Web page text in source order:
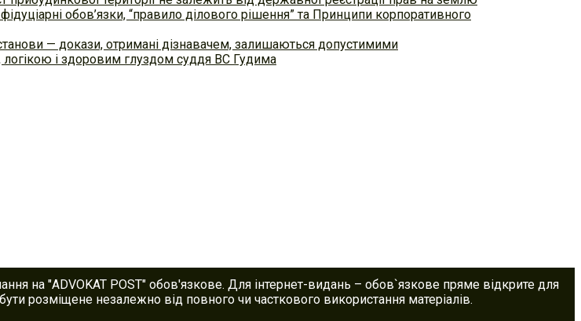
обов’язки, “правило ділового рішення” та Принципи корпоративного
— докази, отримані дізнавачем, залишаються допустимими
логікою і здоровим глуздом суддя ВС Гудима
на "ADVOKAT POST" обов'язкове. Для інтернет-видань – обов`язкове пряме відкрите для
розміщене незалежно від повного чи часткового використання матеріалів.